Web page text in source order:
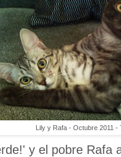
Lily y Rafa - Octubre 2011 -
y el pobre Rafa